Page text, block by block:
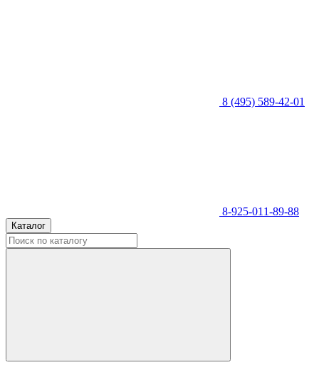
8 (495) 589-42-01
8-925-011-89-88
Каталог